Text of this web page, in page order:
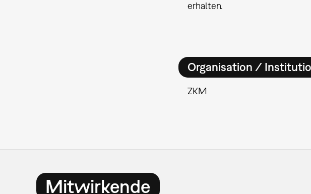
erhalten.
Organisation /
ZKM
Mitwirkende